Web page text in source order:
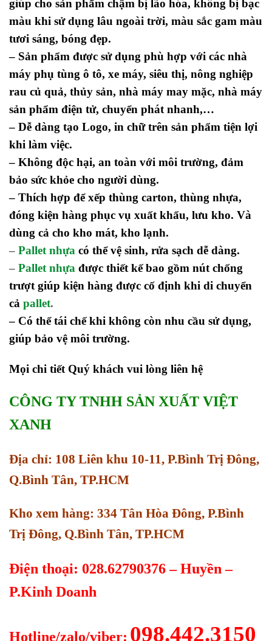
giúp cho sản phẩm chậm bị lão hóa, không bị bạc
màu khi sử dụng lâu ngoài trời, màu sắc gam màu
tươi sáng, bóng đẹp.
– Sản phẩm được sử dụng phù hợp với các nhà
máy phụ tùng ô tô, xe máy, siêu thị, nông nghiệp
rau củ quả, thủy sản, nhà máy may mặc, nhà máy
sản phẩm điện tử, chuyển phát nhanh,…
– Dễ dàng tạo Logo, in chữ trên sản phẩm tiện lợi
khi làm việc.
– Không độc hại, an toàn với môi trường, đảm
bảo sức khỏe cho người dùng.
– Thích hợp để xếp thùng carton, thùng nhựa,
đóng kiện hàng phục vụ xuất khẩu, lưu kho. Và
dùng cả cho kho mát, kho lạnh.
– Pallet nhựa có thể vệ sinh, rửa sạch dễ dàng.
– Pallet nhựa được thiết kế bao gồm nút chống
trượt giúp kiện hàng được cố định khi di chuyển
cả pallet.
– Có thể tái chế khi không còn nhu cầu sử dụng,
giúp bảo vệ môi trường.
Mọi chi tiết Quý khách vui lòng liên hệ
CÔNG TY TNHH SẢN XUẤT VIỆT
XANH
Địa chỉ: 108 Liên khu 10-11, P.Bình Trị Đông,
Q.Bình Tân, TP.HCM
Kho xem hàng: 334 Tân Hòa Đông, P.Bình
Trị Đông, Q.Bình Tân, TP.HCM
Điện thoại: 028.62790376 – Huyền –
P.Kinh Doanh
Hotline/zalo/viber: 098.442.3150